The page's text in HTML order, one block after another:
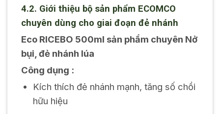
4.2. Giới thiệu bộ sản phẩm ECOMCO
chuyên dùng cho giai đoạn đẻ nhánh
Eco RICEBO 500ml sản phẩm chuyên Nở
bụi, đẻ nhánh lúa
Công dụng :
Kích thích đẻ nhánh mạnh, tăng số chồi
hữu hiệu